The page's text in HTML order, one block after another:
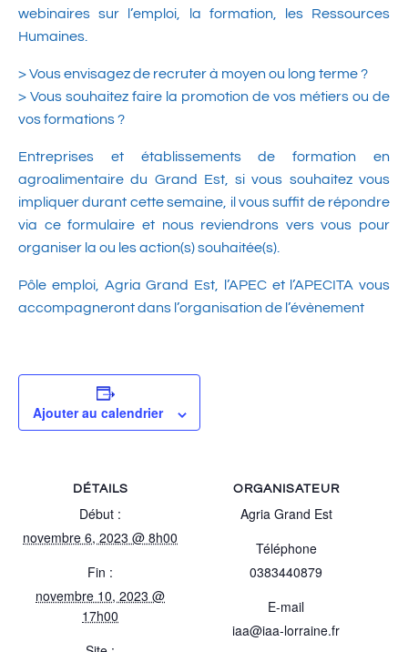
webinaires sur l’emploi, la formation, les Ressources
Humaines.
> Vous envisagez de recruter à moyen ou long terme ?
> Vous souhaitez faire la promotion de vos métiers ou de
vos formations ?
Entreprises et établissements de formation en
agroalimentaire du Grand Est, si vous souhaitez vous
impliquer durant cette semaine, il vous suffit de répondre
via ce formulaire et nous reviendrons vers vous pour
organiser la ou les action(s) souhaitée(s).
Pôle emploi, Agria Grand Est, l’APEC et l’APECITA vous
accompagneront dans l’organisation de l’évènement
Ajouter au calendrier
DÉTAILS
Début :
novembre 6, 2023 @ 8h00
Fin :
novembre 10, 2023 @
17h00
ORGANISATEUR
Agria Grand Est
Téléphone
0383440879
E-mail
iaa@iaa-lorraine.fr